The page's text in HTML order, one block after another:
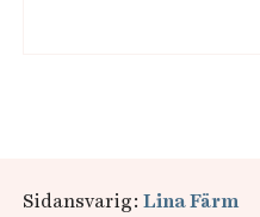
Sidansvarig: Lina Färm